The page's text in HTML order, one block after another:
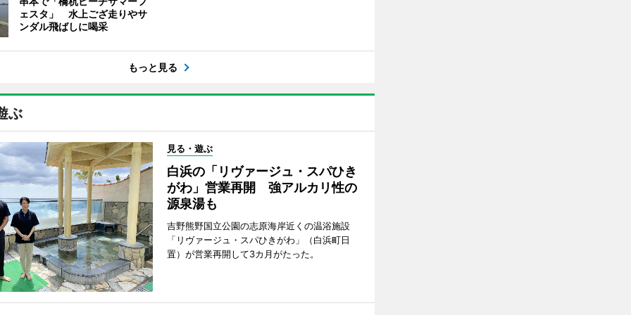
ェスタ」 水上ござ走りやサ
ンダル飛ばしに喝采
もっと見る
ぶ
見る・遊ぶ
白浜の「リヴァージュ・スパひき
がわ」営業再開 強アルカリ性の
源泉湯も
吉野熊野国立公園の志原海岸近くの温浴施設
「リヴァージュ・スパひきがわ」（白浜町日
置）が営業再開して3カ月がたった。